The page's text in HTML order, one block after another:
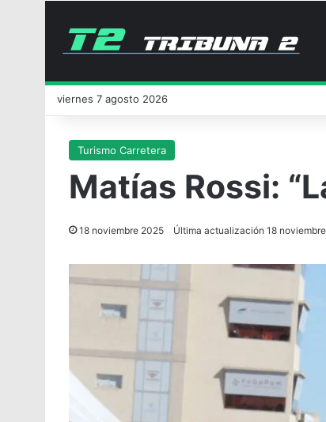
viernes 7 agosto 2026
Turismo Carretera
Matías Rossi:
18 noviembre 2025 Última actualización 18